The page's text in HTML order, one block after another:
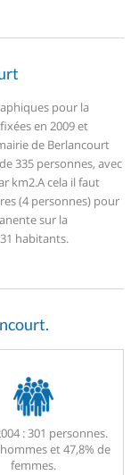
pour la
en 2009 et
de Berlancourt
335 personnes, avec
km2.A cela il faut
(4 personnes) pour
sur la
habitants.
:301 personnes.
et 47,8% de
femmes.